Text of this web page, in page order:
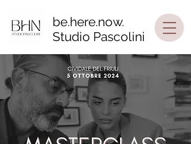
be.here.now.
Studio Pascolini